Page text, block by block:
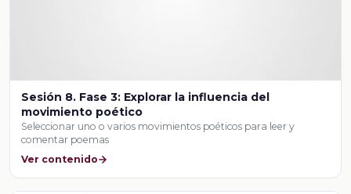
Sesión 8. Fase 3: Explorar la influencia del
movimiento poético
Seleccionar uno o varios movimientos poéticos para leer y
comentar poemas
Ver contenido